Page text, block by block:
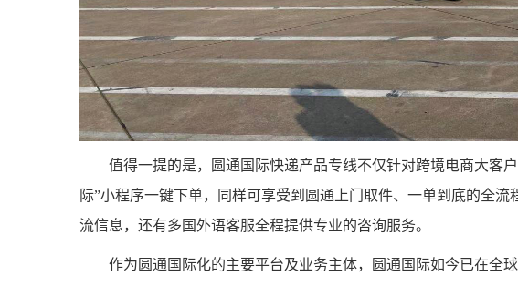
值得一提的是，圆通国际快递产品专线不仅针对跨境电商大客
际”小程序一键下单，同样可享受到圆通上门取件、一单到底的全
流信息，还有多国外语客服全程提供专业的咨询服务。
作为圆通国际化的主要平台及业务主体，圆通国际如今已在全